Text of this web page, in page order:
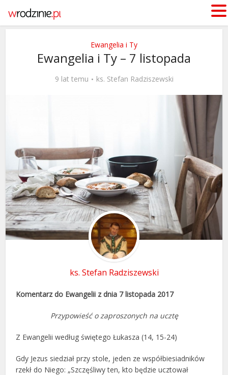
Ewangelia i Ty
Ewangelia i Ty – 7 listopada
9 lat temu ks. Stefan Radziszewski
ks. Stefan Radziszewski
Komentarz do Ewangelii z dnia 7 listopada 2017
Przypowieść o zaproszonych na ucztę
Z Ewangelii według świętego Łukasza (14, 15-24)
Gdy Jezus siedział przy stole, jeden ze współbiesiadników
rzekł do Niego: „Szczęśliwy ten, kto będzie ucztował